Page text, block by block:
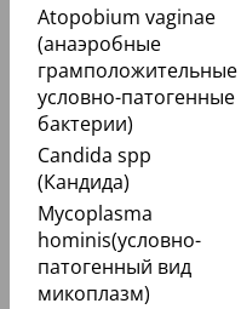
Atopobium vaginae
(анаэробные
грамположительные
условно-патогенные
бактерии)
Candida spp
(Кандида)
Mycoplasma
hominis(условно-
патогенный вид
микоплазм)